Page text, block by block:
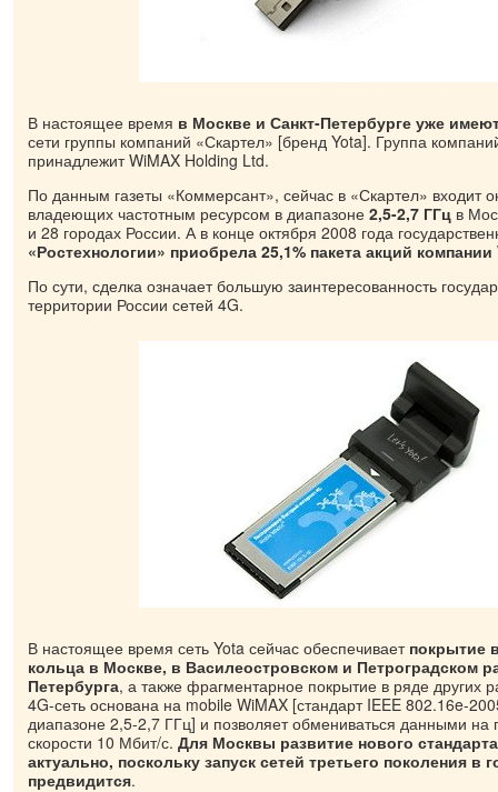
В настоящее время в Москве и Санкт-Петербурге уже
сети группы компаний «Скартел» [бренд Yota]. Группа
принадлежит WiMAX Holding Ltd.
По данным газеты «Коммерсант», сейчас в «Скартел» входит
владеющих частотным ресурсом в диапазоне 2,5-2,7 ГГц в
и 28 городах России. А в конце октября 2008 года
«Ростехнологии» приобрела 25,1% пакета акций
По сути, сделка означает большую заинтересованность
территории России сетей 4G.
В настоящее время сеть Yota сейчас обеспечивает покрытие
кольца в Москве, в Василеостровском и Петроградском
Петербурга, а также фрагментарное покрытие в ряде других
4G-сеть основана на mobile WiMAX [стандарт IEEE 802.16e-
диапазоне 2,5-2,7 ГГц] и позволяет обмениваться данными на
скорости 10 Мбит/с. Для Москвы развитие нового
актуально, поскольку запуск сетей третьего поколения в
предвидится.